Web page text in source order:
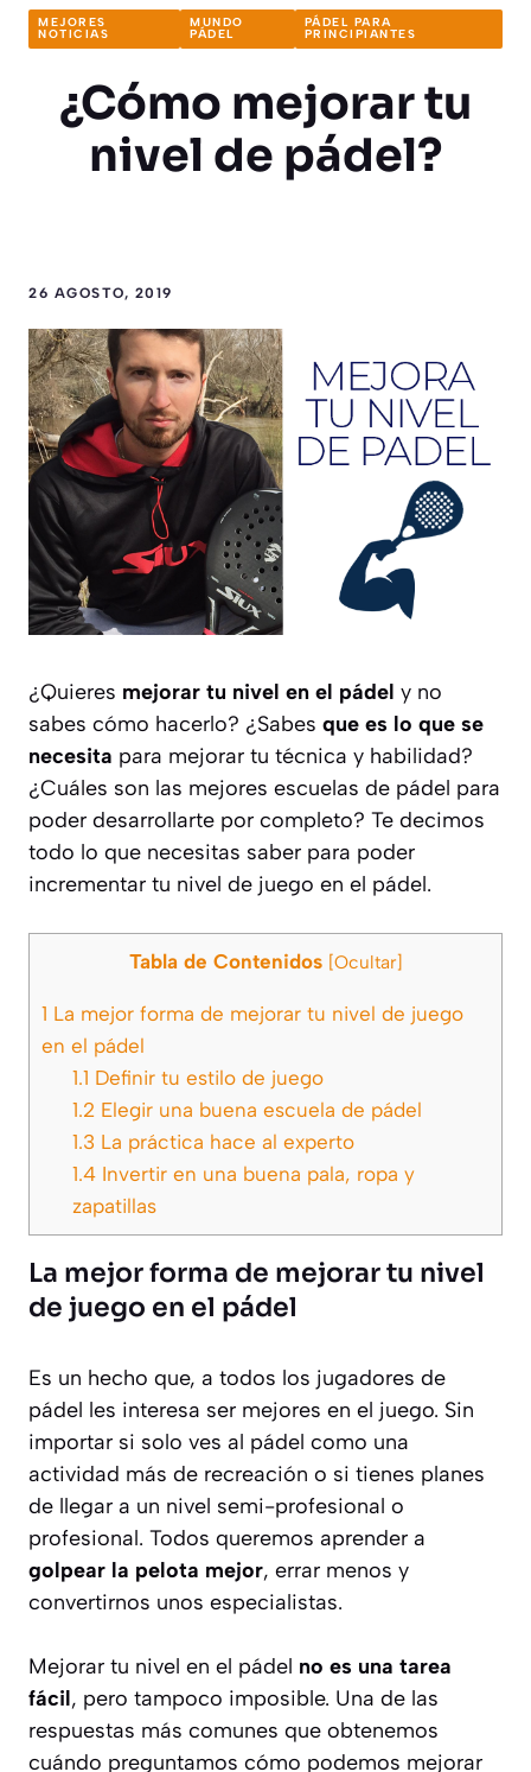
MEJORES
NOTICIAS
MUNDO
PÁDEL
PÁDEL PARA
PRINCIPIANTES
¿Cómo mejorar tu
nivel de pádel?
26 AGOSTO, 2019
¿Quieres mejorar tu nivel en el pádel y no
sabes cómo hacerlo? ¿Sabes que es lo que se
necesita para mejorar tu técnica y habilidad?
¿Cuáles son las mejores escuelas de pádel para
poder desarrollarte por completo? Te decimos
todo lo que necesitas saber para poder
incrementar tu nivel de juego en el pádel.
Tabla de Contenidos [Ocultar]
1 La mejor forma de mejorar tu nivel de juego
en el pádel
1.1 Definir tu estilo de juego
1.2 Elegir una buena escuela de pádel
1.3 La práctica hace al experto
1.4Invertir en una buena pala, ropa y
zapatillas
La mejor forma de mejorar tu nivel
de juego en el pádel
Es un hecho que, a todos los jugadores de
pádel les interesa ser mejores en el juego. Sin
importar si solo ves al pádel como una
actividad más de recreación o si tienes planes
de llegar a un nivel semi-profesional o
profesional. Todos queremos aprender a
golpear la pelota mejor, errar menos y
convertirnos unos especialistas.
Mejorar tu nivel en el pádel no es una tarea
fácil, pero tampoco imposible. Una de las
respuestas más comunes que obtenemos
cuándo preguntamos cómo podemos mejorar